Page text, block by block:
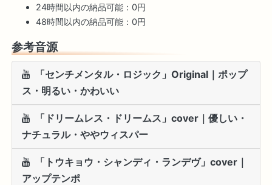
24時間以内の納品可能：0円
48時間以内の納品可能：0円
参考音源
「センチメンタル・ロジック」Original｜ポップ
ス・明るい・かわいい
「ドリームレス・ドリームス」cover｜優しい・
ナチュラル・ややウィスパー
「トウキョウ・シャンディ・ランデヴ」cover｜
アップテンポ